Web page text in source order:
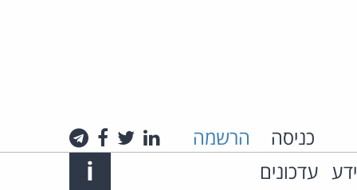
כניסה הרשמה לינקדאין
טוויטרפייסבוק
עדכונים Info
i